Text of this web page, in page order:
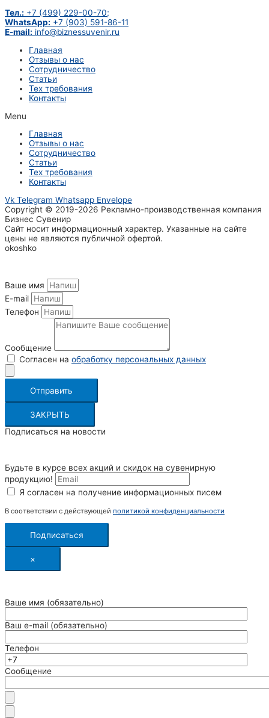
Тел.: +7 (499) 229-00-70;
WhatsApp: +7 (903) 591-86-11
E-mail: info@biznessuvenir.ru
Главная
Отзывы о нас
Сотрудничество
Статьи
Тех требования
Контакты
Menu
Главная
Отзывы о нас
Сотрудничество
Статьи
Тех требования
Контакты
Vk Telegram Whatsapp Envelope
Copyright © 2019-2026 Рекламно-производственная компания
Бизнес Сувенир
Сайт носит информационный характер. Указанные на сайте
цены не являются публичной офертой.
okoshko
Ваше имя
E-mail
Телефон
Сообщение
Согласен на обработку персональных данных
Отправить
ЗАКРЫТЬ
Подписаться на новости
Будьте в курсе всех акций и скидок на сувенирную
продукцию!
Я согласен на получение информационных писем
В соответствии с действующей политикой конфиденциальности
Подписаться
×
Ваше имя (обязательно)
Ваш e-mail (обязательно)
Телефон
Сообщение